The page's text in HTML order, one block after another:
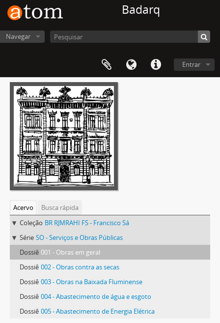
Badarq
Navegar
Entrar
Acervo
Busca rápida
Coleção BR RJMRAHI FS - Francisco Sá
Série SO - Serviços e Obras Públicas
Dossiê 001 - Obras em geral
Dossiê 002 - Obras contra as secas
Dossiê 003 - Obras na Baixada Fluminense
Dossiê 004 - Abastecimento de água e esgoto
Dossiê 005 - Abastecimento de Energia Elétrica